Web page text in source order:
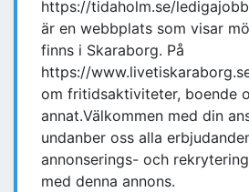
https://tidaholm.se/
är en webbplats som visar
finns i Skaraborg. På
https://
om fritidsaktiviteter, boende
annat.Välkommen med din
undanber oss alla
annonserings- och
med denna annons.